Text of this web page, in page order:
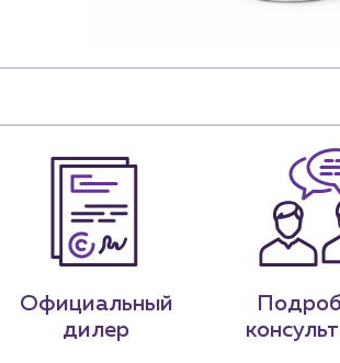
Официальный
дилер